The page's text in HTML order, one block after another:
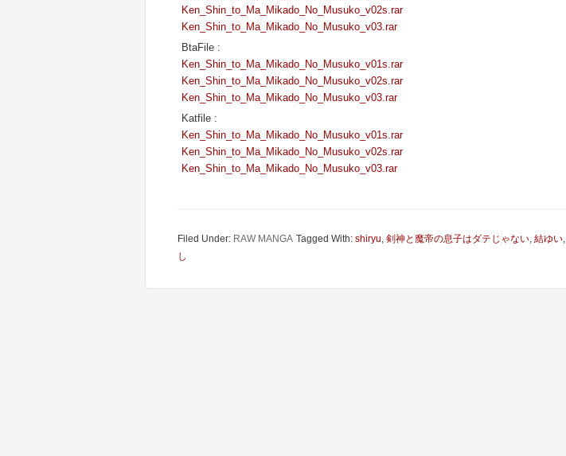
Ken_Shin_to_Ma_Mikado_No_Musuko_v02s.rar
Ken_Shin_to_Ma_Mikado_No_Musuko_v03.rar
BtaFile :
Ken_Shin_to_Ma_Mikado_No_Musuko_v01s.rar
Ken_Shin_to_Ma_Mikado_No_Musuko_v02s.rar
Ken_Shin_to_Ma_Mikado_No_Musuko_v03.rar
Katfile :
Ken_Shin_to_Ma_Mikado_No_Musuko_v01s.rar
Ken_Shin_to_Ma_Mikado_No_Musuko_v02s.rar
Ken_Shin_to_Ma_Mikado_No_Musuko_v03.rar
Filed Under: RAW MANGA Tagged With: shiryu, 剣神と魔帝の息子はダテじゃない, 結ゆい,
し